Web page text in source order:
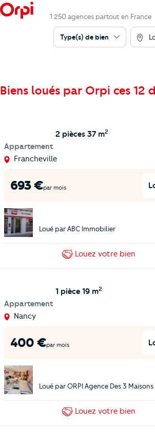
1 250 agences partout en France
Type(s) de bien
Biens loués par Orpi ces 12
Appartement
2 pièces 37 m2
Francheville
693€par mois
Loué parABC Immobilier
Louez votre bien
Appartement
1 pièce 19 m2
Nancy
400 €par mois
Loué parORPI Agence Des 3 Maisons
Louez votre bien